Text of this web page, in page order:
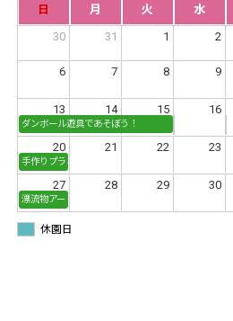
日 月 火 水
30
31 1 2
6 7 8 9
13 14 15 16
ダンボール遊具であそぼう！
20 21 22 23
手作りプラネタリウムに挑戦！
27 28 29 30
漂流物アート
休園日